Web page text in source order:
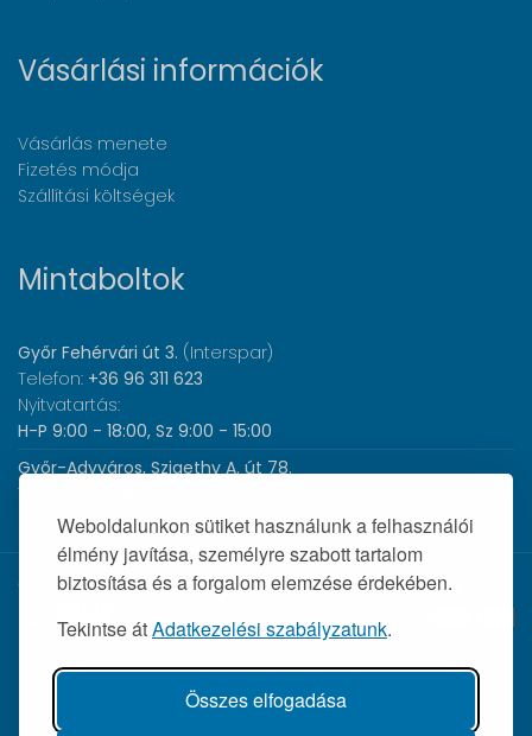
Weboldalunkon sütiket használunk a felhasználói
élmény javítása, személyre szabott tartalom
biztosítása és a forgalom elemzése érdekében.
Tekintse átAdatkezelési szabályzatunk.
Összes elfogadása
Vásárlási információk
Vásárlás menete
Fizetés módja
Szállítási költségek
Mintaboltok
Győr Fehérvári út 3. (Interspar)
Telefon: +36 96 311 623
Nyitvatartás:
H-P 9:00 - 18:00, Sz 9:00 - 15:00
Győr-Adyváros, Szigethy A. út 78.
Telefon:
Nyitvatartás:H-P 8:00 - 17:00
© 2026 Wolf Orvosi Műszer Kft. |